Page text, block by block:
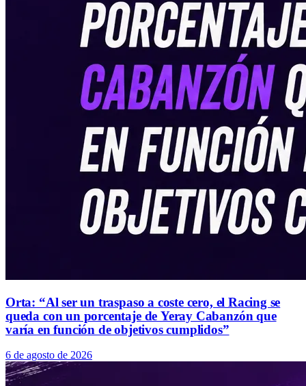
Orta: “Al ser un traspaso a coste cero, el Racing se
queda con un porcentaje de Yeray Cabanzón que
varía en función de objetivos cumplidos”
6 de agosto de 2026